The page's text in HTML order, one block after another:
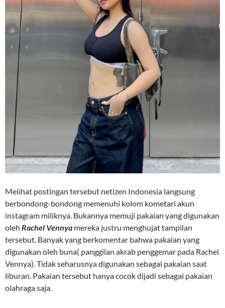
Melihat postingan tersebut netizen Indonesia langsung
berbondong-bondong memenuhi kolom kometari akun
instagram miliknya. Bukannya memuji pakaian yang digunakan
oleh Rachel Vennya mereka justru menghujat tampilan
tersebut. Banyak yang berkomentar bahwa pakaian yang
digunakan oleh buna( panggilan akrab penggemar pada Rachel
Vennya). Tidak seharusnya digunakan sebagai pakaian saat
liburan. Pakaian tersebut hanya cocok dijadi sebagai pakaian
olahraga saja.